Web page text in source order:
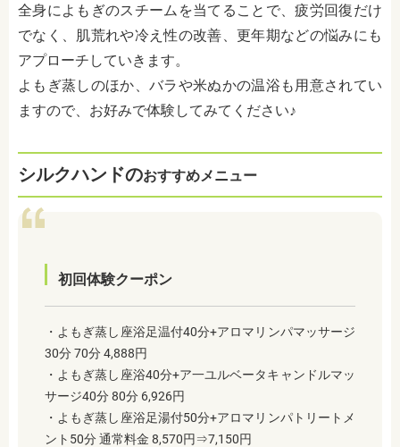
全身によもぎのスチームを当てることで、疲労回復だけ
でなく、肌荒れや冷え性の改善、更年期などの悩みにも
アプローチしていきます。
よもぎ蒸しのほか、バラや米ぬかの温浴も用意されてい
ますので、お好みで体験してみてください♪
シルクハンドのおすすめメニュー
初回体験クーポン
・よもぎ蒸し座浴足温付40分+アロマリンパマッサージ
30分 70分 4,888円
・よもぎ蒸し座浴40分+ア一ユルベータキャンドルマッ
サージ40分 80分 6,926円
・よもぎ蒸し座浴足湯付50分+アロマリンパトリートメ
ント50分 通常料金 8,570円⇒7,150円